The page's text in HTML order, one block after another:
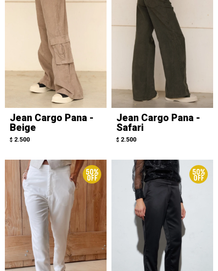
Jean Cargo Pana -
Beige
$ 2.500
Jean Cargo Pana -
Safari
$ 2.500